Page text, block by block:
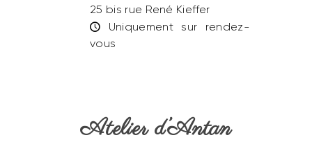
25 bis rue René Kieffer
Uniquement sur rendez-
vous
Atelier d’Antan